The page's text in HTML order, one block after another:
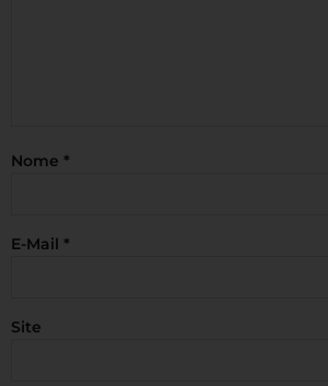
Nome *
E-Mail *
Site